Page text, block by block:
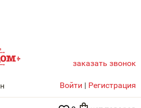
заказать звонок
Войти | Регистрация